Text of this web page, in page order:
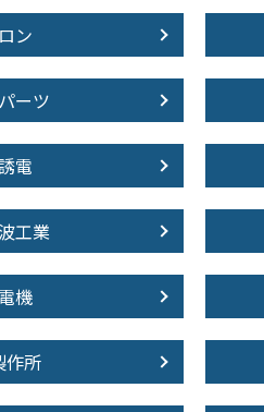
ン
ーツ
電
工業
機
作所